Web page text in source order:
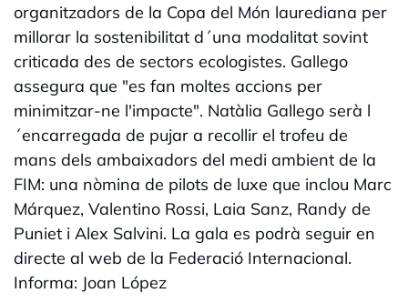
organitzadors de la Copa del Món laurediana per
millorar la sostenibilitat d´una modalitat sovint
criticada des de sectors ecologistes. Gallego
assegura que "es fan moltes accions per
minimitzar-ne l'impacte". Natàlia Gallego serà l
´encarregada de pujar a recollir el trofeu de
mans dels ambaixadors del medi ambient de la
FIM: una nòmina de pilots de luxe que inclou Marc
Márquez, Valentino Rossi, Laia Sanz, Randy de
Puniet i Alex Salvini. La gala es podrà seguir en
directe al web de la Federació Internacional.
Informa: Joan López